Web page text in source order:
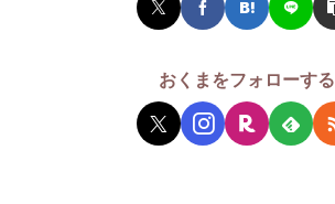
おくまをフォローする